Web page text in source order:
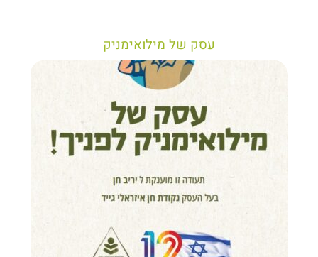
עסק של מילואימניק